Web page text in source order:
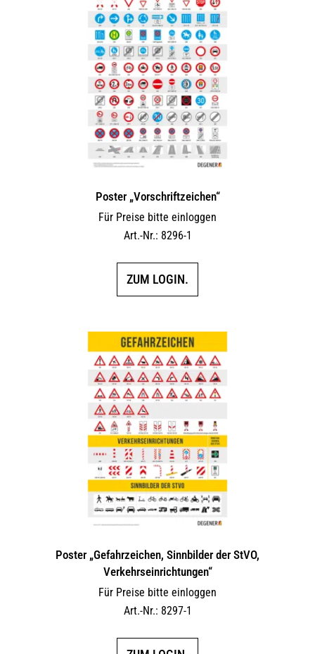
Poster „Vorschriftzeichen“
Für Preise bitte einloggen
Art.-Nr.: 8296-1
ZUM LOGIN.
Poster „Gefahrzeichen, Sinnbilder der StVO,
Verkehrseinrichtungen“
Für Preise bitte einloggen
Art.-Nr.: 8297-1